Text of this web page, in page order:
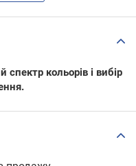
кольорів і вибір